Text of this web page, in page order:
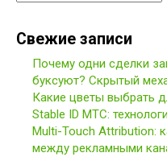
Свежие записи
Почему одни сделки
буксуют? Скрытый
Какие цветы выбрать
Stable ID МТС:
Multi-Touch Attribution:
между рекламными